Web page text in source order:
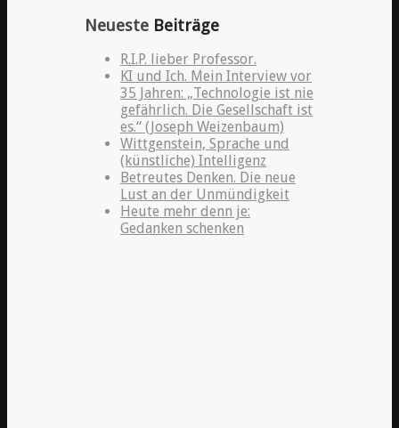
Neueste Beiträge
R.I.P. lieber Professor.
KI und Ich. Mein Interview vor
35 Jahren: „Technologie ist nie
gefährlich. Die Gesellschaft ist
es.“ (Joseph Weizenbaum)
Wittgenstein, Sprache und
(künstliche) Intelligenz
Betreutes Denken. Die neue
Lust an der Unmündigkeit
Heute mehr denn je:
Gedanken schenken